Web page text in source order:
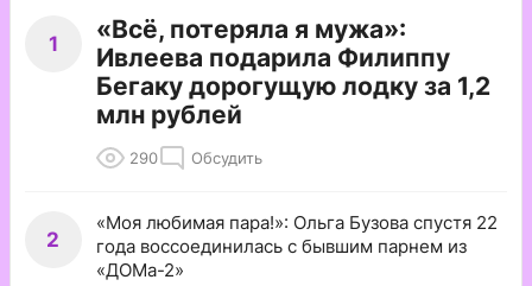
1
«Всё, потеряла я мужа»:
Ивлеева подарила Филиппу
Бегаку дорогущую лодку за 1,2
млн рублей
290 Обсудить
2
«Моя любимая пара!»: Ольга Бузова спустя 22
года воссоединилась с бывшим парнем из
«ДОМа-2»